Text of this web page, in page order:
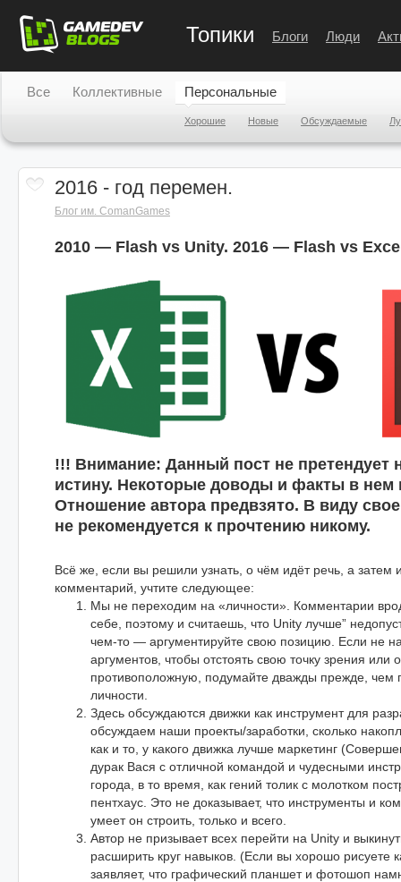
Топики Блоги Люди
Все Коллективные Персональные
Хорошие Новые Обсуждаемые
2016 - год перемен.
Блог им. ComanGames
2010 — Flash vs Unity. 2016 — Flash vs
!!! Внимание: Данный пост не претендует
истину. Некоторые доводы и факты в нем
Отношение автора предвзято. В виду
не рекомендуется к прочтению никому.
Всё же, если вы решили узнать, о чём идёт речь, а затем
комментарий, учтите следующее:
Мы не переходим на «личности». Комментарии
себе, поэтому и считаешь, что Unity лучше”
чем-то — аргументируйте свою позицию. Если не
аргументов, чтобы отстоять свою точку зрения или
противоположную, подумайте дважды прежде, чем
личности.
Здесь обсуждаются движки как инструмент для
обсуждаем наши проекты/заработки, сколько
как и то, у какого движка лучше маркетинг
дурак Вася с отличной командой и чудесными
города, в то время, как гений толик с молотком
пентхаус. Это не доказывает, что инструменты и
умеет он строить, только и всего.
Автор не призывает всех перейти на Unity и
расширить круг навыков. (Если вы хорошо рисуете
заявляет, что графический планшет и фотошоп